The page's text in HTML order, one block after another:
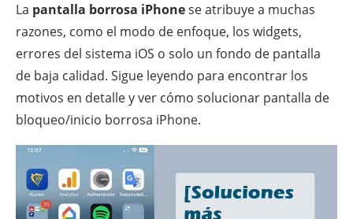
La pantalla borrosa iPhonese atribuye a muchas
razones, como el modo de enfoque, los widgets,
errores del sistema iOS o solo un fondo de pantalla
de baja calidad. Sigue leyendo para encontrar los
motivos en detalle y ver cómo solucionar pantalla de
bloqueo/inicio borrosa iPhone.